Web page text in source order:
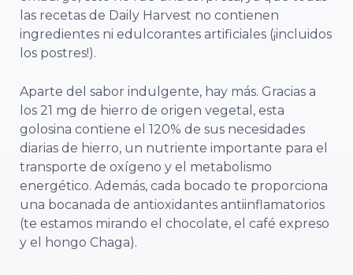
las recetas de Daily Harvest no contienen
ingredientes ni edulcorantes artificiales (¡incluidos
los postres!).
Aparte del sabor indulgente, hay más. Gracias a
los 21 mg de hierro de origen vegetal, esta
golosina contiene el 120% de sus necesidades
diarias de hierro, un nutriente importante para el
transporte de oxígeno y el metabolismo
energético. Además, cada bocado te proporciona
una bocanada de antioxidantes antiinflamatorios
(te estamos mirando el chocolate, el café expreso
y el hongo Chaga).